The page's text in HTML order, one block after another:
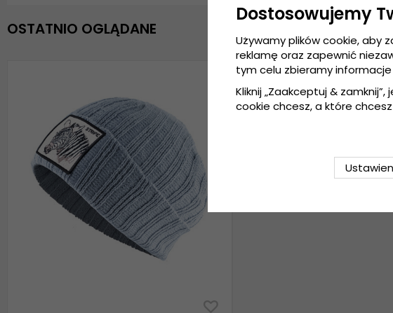
OSTATNIO OGLĄDANE
Dostosowujemy
Używamy plików cookie, aby
reklamę oraz zapewnić
tym celu zbieramy
Kliknij „Zaakceptuj &
cookie chcesz, a które chcesz